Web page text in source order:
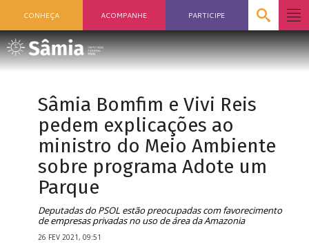
CONHEÇA ACOMPANHE PARTICIPE
Sâmia Bomfim e Vivi Reis
pedem explicações ao
ministro do Meio Ambiente
sobre programa Adote um
Parque
Deputadas do PSOL estão preocupadas com favorecimento
de empresas privadas no uso de área da Amazonia
26 FEV 2021, 09:51